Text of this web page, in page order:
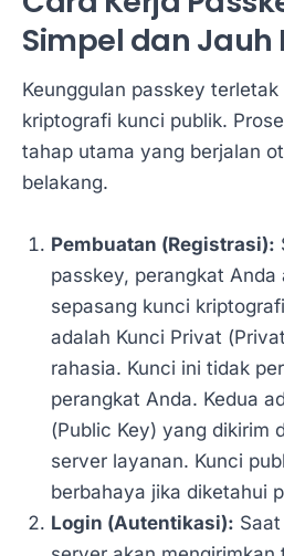
Simpel dan Jauh
Keunggulan passkey
kriptografi kunci publik.
tahap utama yang berjalan
belakang.
Pembuatan (Registrasi):
passkey, perangkat Anda
sepasang kunci
adalah Kunci Privat
rahasia. Kunci ini tidak
perangkat Anda. Kedua
(Public Key) yang dikirim
server layanan. Kunci
berbahaya jika diketahui
Login (Autentikasi):